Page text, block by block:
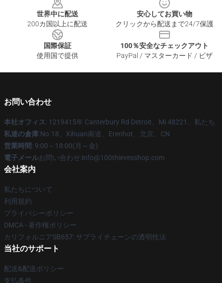
世界中に配送
200カ国以上に配送
安心してお買い物
クリックから配送まで24/7保護
国際保証
使用国で提供
100％安全なチェックアウト
PayPal / マスターカード / ビザ
お問い合わせ
本社オフィス: 1219415年 Canterbury Rd Detroit、Mi 48221、私たち
私達の倉庫:No.18、Xihuan南道、Erenhot、北京、CN
営業時間: 9:00～18:00(月～金)
電子メールお問い合わせ:info@100thievesshop.com
会社案内
私たちについて
利用規約
プライバシーポリシー
DMCA - 著作権ポリシー
カリフォルニアSB657: サプライチェーンの透明性法
当社のサポート
配送&配送ポリシー
支払条件